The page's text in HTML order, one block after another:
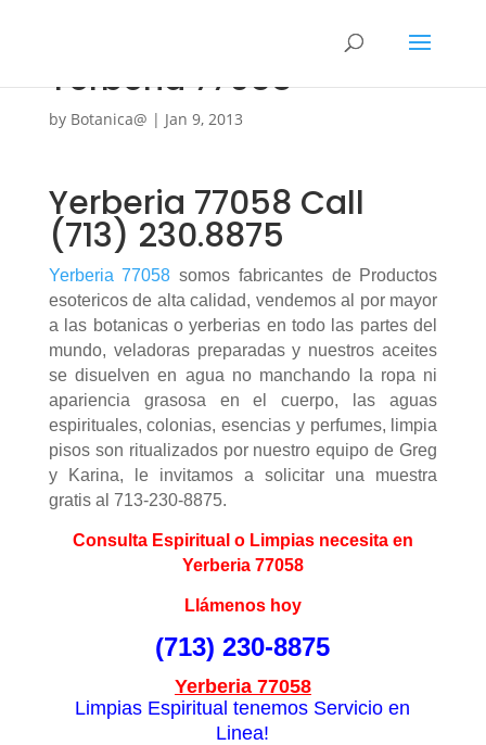
Yerberia 77058
by Botanica@ | Jan 9, 2013
Yerberia 77058 Call
(713) 230.8875
Yerberia 77058 somos fabricantes de Productos
esotericos de alta calidad, vendemos al por mayor
a las botanicas o yerberias en todo las partes del
mundo, veladoras preparadas y nuestros aceites
se disuelven en agua no manchando la ropa ni
apariencia grasosa en el cuerpo, las aguas
espirituales, colonias, esencias y perfumes, limpia
pisos son ritualizados por nuestro equipo de Greg
y Karina, le invitamos a solicitar una muestra
gratis al 713-230-8875.
Consulta Espiritual o Limpias necesita en
Yerberia 77058
Llámenos hoy
(713) 230-8875
Yerberia 77058
Limpias Espiritual tenemos Servicio en
Linea!